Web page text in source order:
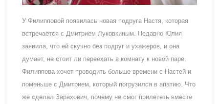
У Филипповой появилась новая подруга Настя, которая
встречается с Дмитрием Луковкиным. Недавно Юлия
заявила, что ей скучно без подруг и ухажеров, и она
думает, не стоит ли переехать в комнату к новой паре.
Филиппова хочет проводить больше времени с Настей и
поменьше с Дмитрием, который погрузился в апатию. Что
же сделал Зарахович, почему не смог прилететь вместе